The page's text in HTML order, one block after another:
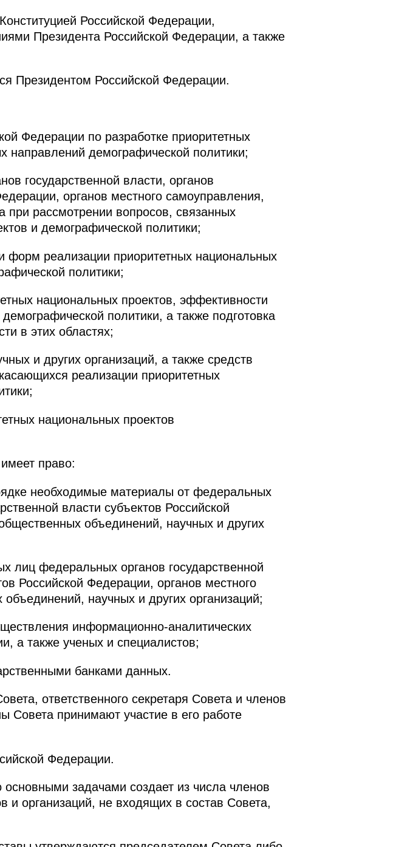
Российской Федерации,
Президента Российской Федерации, а также
Президентом Российской Федерации.
Федерации по разработке приоритетных
направлений демографической политики;
государственной власти, органов
органов местного самоуправления,
при рассмотрении вопросов, связанных
и демографической политики;
форм реализации приоритетных национальных
политики;
национальных проектов, эффективности
политики, а также подготовка
в этих областях;
и других организаций, а также средств
реализации приоритетных
национальных проектов
право:
необходимые материалы от федеральных
власти субъектов Российской
объединений, научных и других
лиц федеральных органов государственной
Российской Федерации, органов местного
научных и других организаций;
информационно-аналитических
а также ученых и специалистов;
банками данных.
ответственного секретаря Совета и членов
Совета принимают участие в его работе
Федерации.
задачами создает из числа членов
и организаций, не входящих в состав Совета,